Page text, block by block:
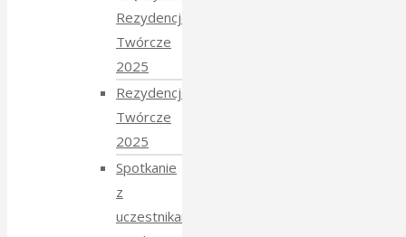
Rezydencje
Twórcze
2025
Rezydencje
Twórcze
2025
Spotkanie
z
uczestnikami